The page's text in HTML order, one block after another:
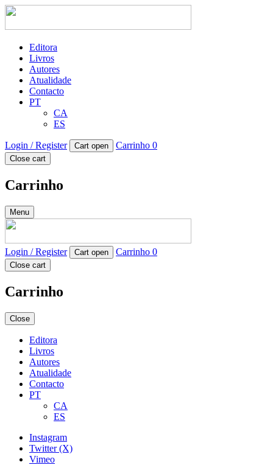
Editora
Livros
Autores
Atualidade
Contacto
PT
CA
ES
Login / Register Cart open Carrinho 0
Close cart
Carrinho
Menu
Login / Register Cart open Carrinho 0
Close cart
Carrinho
Close
Editora
Livros
Autores
Atualidade
Contacto
PT
CA
ES
Instagram
Twitter (X)
Vimeo